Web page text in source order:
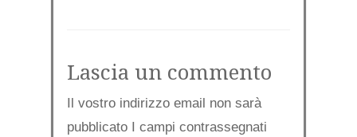
Lascia un commento
Il vostro indirizzo email non sarà
pubblicato I campi contrassegnati